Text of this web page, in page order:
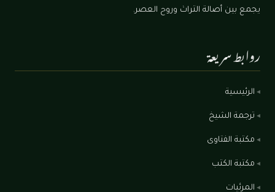
يجمع بين أصالة التراث وروح العصر.
روابط سريعة
الرئيسية
ترجمة الشيخ
مكتبة الفتاوى
مكتبة الكتب
المرئيات